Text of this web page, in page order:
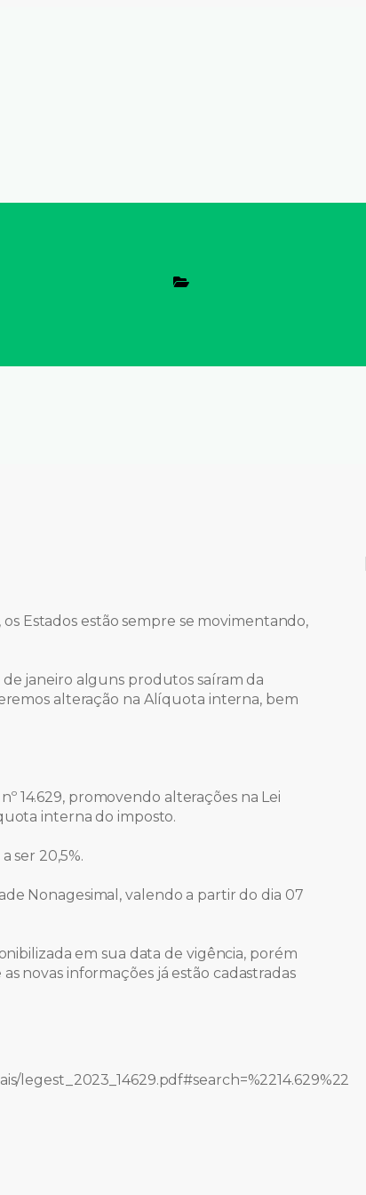
Estados estão sempre se movimentando,
de janeiro alguns produtos saíram da
alteração na Alíquota interna, bem
14.629, promovendo alterações na Lei
interna do imposto.
ser 20,5%.
Nonagesimal, valendo a partir do dia 07
em sua data de vigência, porém
novas informações já estão cadastradas
legest_2023_14629.pdf#search=%2214.629%22